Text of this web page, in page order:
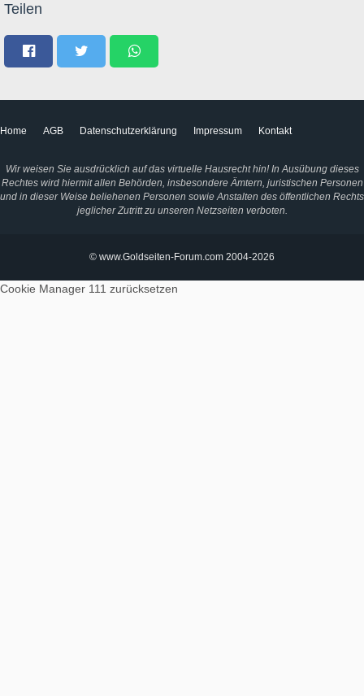
Teilen
Home AGB Datenschutzerklärung Impressum Kontakt
Wir weisen Sie ausdrücklich auf das virtuelle Hausrecht hin! In Ausübung dieses
Rechtes wird hiermit allen Behörden, insbesondere Ämtern, juristischen Personen
und in dieser Weise beliehenen Personen sowie Anstalten des öffentlichen Rechts
jeglicher Zutritt zu unseren Netzseiten verboten.
© www.Goldseiten-Forum.com 2004-2026
Cookie Manager 111 zurücksetzen